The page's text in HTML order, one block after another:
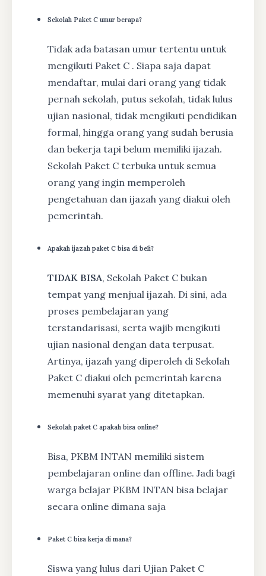
Sekolah Paket C umur berapa?
Tidak ada batasan umur tertentu untuk
mengikuti Paket C . Siapa saja dapat
mendaftar, mulai dari orang yang tidak
pernah sekolah, putus sekolah, tidak lulus
ujian nasional, tidak mengikuti pendidikan
formal, hingga orang yang sudah berusia
dan bekerja tapi belum memiliki ijazah.
Sekolah Paket C terbuka untuk semua
orang yang ingin memperoleh
pengetahuan dan ijazah yang diakui oleh
pemerintah.
Apakah ijazah paket C bisa di beli?
TIDAK BISA, Sekolah Paket C bukan
tempat yang menjual ijazah. Di sini, ada
proses pembelajaran yang
terstandarisasi, serta wajib mengikuti
ujian nasional dengan data terpusat.
Artinya, ijazah yang diperoleh di Sekolah
Paket C diakui oleh pemerintah karena
memenuhi syarat yang ditetapkan.
Sekolah paket C apakah bisa online?
Bisa, PKBM INTAN memiliki sistem
pembelajaran online dan offline. Jadi bagi
warga belajar PKBM INTAN bisa belajar
secara online dimana saja
Paket C bisa kerja di mana?
Siswa yang lulus dari Ujian Paket C